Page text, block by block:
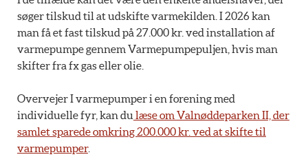
søger tilskud til at udskifte varmekilden. I 2026 kan
man få et fast tilskud på 27.000 kr. ved installation af
varmepumpe gennem Varmepumpepuljen, hvis man
skifter fra fx gas eller olie.
Overvejer I varmepumper i en forening med
individuelle fyr, kan du læse om Valnøddeparken II, der
samlet sparede omkring 200.000 kr. ved at skifte til
varmepumper.